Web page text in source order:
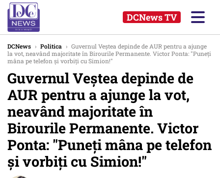
DCNews TV
DCNews › Politica › Guvernul Veștea depinde de AUR pentru a ajunge
la vot, neavând majoritate în Birourile Permanente. Victor Ponta: "Puneți
mâna pe telefon și vorbiți cu Simion!"
Guvernul Veștea depinde de
AUR pentru a ajunge la vot,
neavând majoritate în
Birourile Permanente. Victor
Ponta: "Puneți mâna pe telefon
și vorbiți cu Simion!"